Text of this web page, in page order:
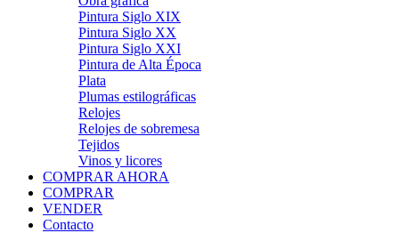
Pintura Siglo XIX
Pintura Siglo XX
Pintura Siglo XXI
Pintura de Alta Época
Plata
Plumas estilográficas
Relojes
Relojes de sobremesa
Tejidos
Vinos y licores
COMPRAR AHORA
COMPRAR
VENDER
Contacto